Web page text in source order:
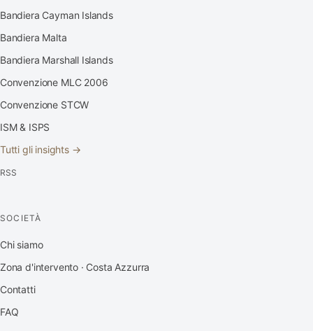
Bandiera Cayman Islands
Bandiera Malta
Bandiera Marshall Islands
Convenzione MLC 2006
Convenzione STCW
ISM & ISPS
Tutti gli insights →
RSS
SOCIETÀ
Chi siamo
Zona d'intervento · Costa Azzurra
Contatti
FAQ